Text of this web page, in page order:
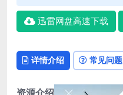
迅雷网盘高速下载
详情介绍 常见问题